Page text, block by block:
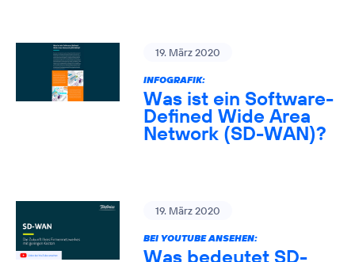
19. März 2020
INFOGRAFIK:
Was ist ein Software-
Defined Wide Area
Network (SD-WAN)?
19. März 2020
BEI YOUTUBE ANSEHEN:
Was bedeutet SD-